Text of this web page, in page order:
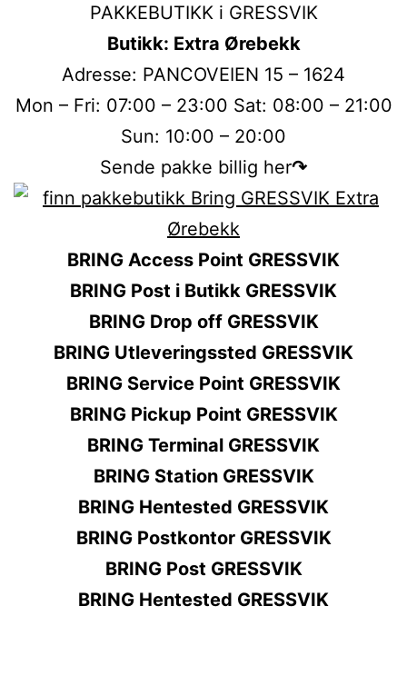
PAKKEBUTIKK i GRESSVIK
Butikk: Extra Ørebekk
Adresse: PANCOVEIEN 15 – 1624
Mon – Fri: 07:00 – 23:00 Sat: 08:00 – 21:00
Sun: 10:00 – 20:00
Sende pakke billig her↷
BRING Access Point GRESSVIK
BRING Post i Butikk GRESSVIK
BRING Drop off GRESSVIK
BRING Utleveringssted GRESSVIK
BRING Service Point GRESSVIK
BRING Pickup Point GRESSVIK
BRING Terminal GRESSVIK
BRING Station GRESSVIK
BRING Hentested GRESSVIK
BRING Postkontor GRESSVIK
BRING Post GRESSVIK
BRING Hentested GRESSVIK